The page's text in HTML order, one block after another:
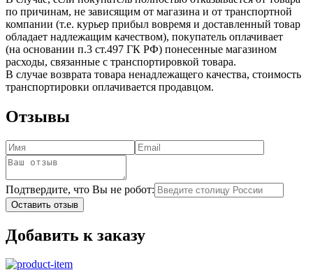
по причинам, не зависящим от магазина и от транспортной
компании (т.е. курьер прибыл вовремя и доставленный товар
обладает надлежащим качеством), покупатель оплачивает
(на основании п.3 ст.497 ГК РФ) понесенные магазином
расходы, связанные с транспортировкой товара.
В случае возврата товара ненадлежащего качества, стоимость
транспортировки оплачивается продавцом.
Отзывы
Подтвердите, что Вы не робот:
Оставить отзыв
Добавить к заказу